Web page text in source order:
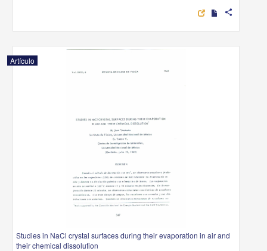
share
Artículo
Studies in NaCl crystal surfaces during their evaporation in air and
their chemical dissolution